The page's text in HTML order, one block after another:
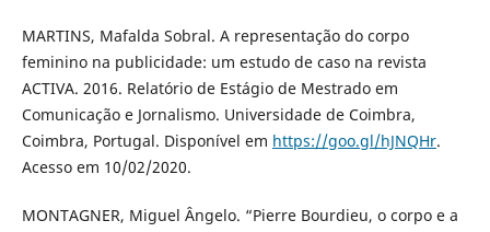
MARTINS, Mafalda Sobral. A representação do corpo
feminino na publicidade: um estudo de caso na revista
ACTIVA. 2016. Relatório de Estágio de Mestrado em
Comunicação e Jornalismo. Universidade de Coimbra,
Coimbra, Portugal. Disponível em https://goo.gl/hJNQHr.
Acesso em 10/02/2020.
MONTAGNER, Miguel Ângelo. “Pierre Bourdieu, o corpo e a